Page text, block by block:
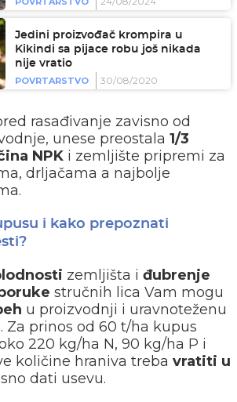
Jedini proizvođač krompira u
Kikindi sa pijace robu još nikada
nije vratio
POVRTARSTVO
30/08/2020
rasađivanje zavisno od
unese preostala 1/3
NPK i zemljište pripremi za
drljačama a najbolje
i kako prepoznati
zemljišta i đubrenje
stručnih lica Vam mogu
u proizvodnji i uravnoteženu
Za prinos od 60 t/ha kupus
220 kg/ha N, 90 kg/ha P i
količine hraniva treba vratiti u
dati usevu.